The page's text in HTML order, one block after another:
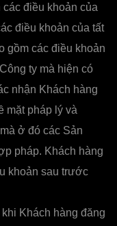
điều khoản của
điều khoản của tất
gồm các điều khoản
ty mà hiện có
nhận Khách hàng
mặt pháp lý và
ở đó các Sản
pháp. Khách hàng
khoản sau trước
Khách hàng đăng